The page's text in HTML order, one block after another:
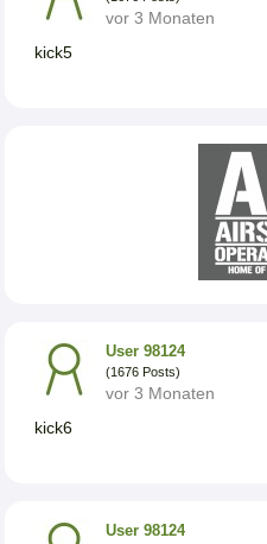
vor 3 Monaten
kick5
User 98124
(1676 Posts)
vor 3 Monaten
kick6
User 98124